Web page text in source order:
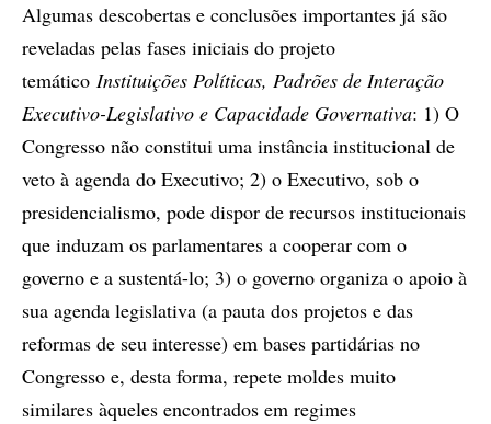
Algumas descobertas e conclusões importantes já são
reveladas pelas fases iniciais do projeto
temático Instituições Políticas, Padrões de Interação
Executivo-Legislativo e Capacidade Governativa: 1) O
Congresso não constitui uma instância institucional de
veto à agenda do Executivo; 2) o Executivo, sob o
presidencialismo, pode dispor de recursos institucionais
que induzam os parlamentares a cooperar com o
governo e a sustentá-lo; 3) o governo organiza o apoio à
sua agenda legislativa (a pauta dos projetos e das
reformas de seu interesse) em bases partidárias no
Congresso e, desta forma, repete moldes muito
similares àqueles encontrados em regimes